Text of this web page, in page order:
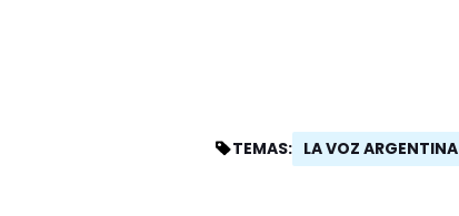
TEMAS: LA VOZ ARGENTINA